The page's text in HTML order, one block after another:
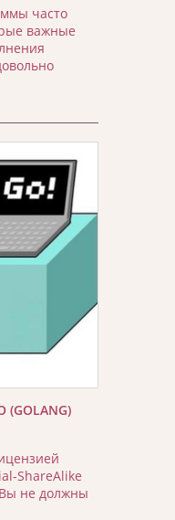
часто
важные
ShareAlike
не должны